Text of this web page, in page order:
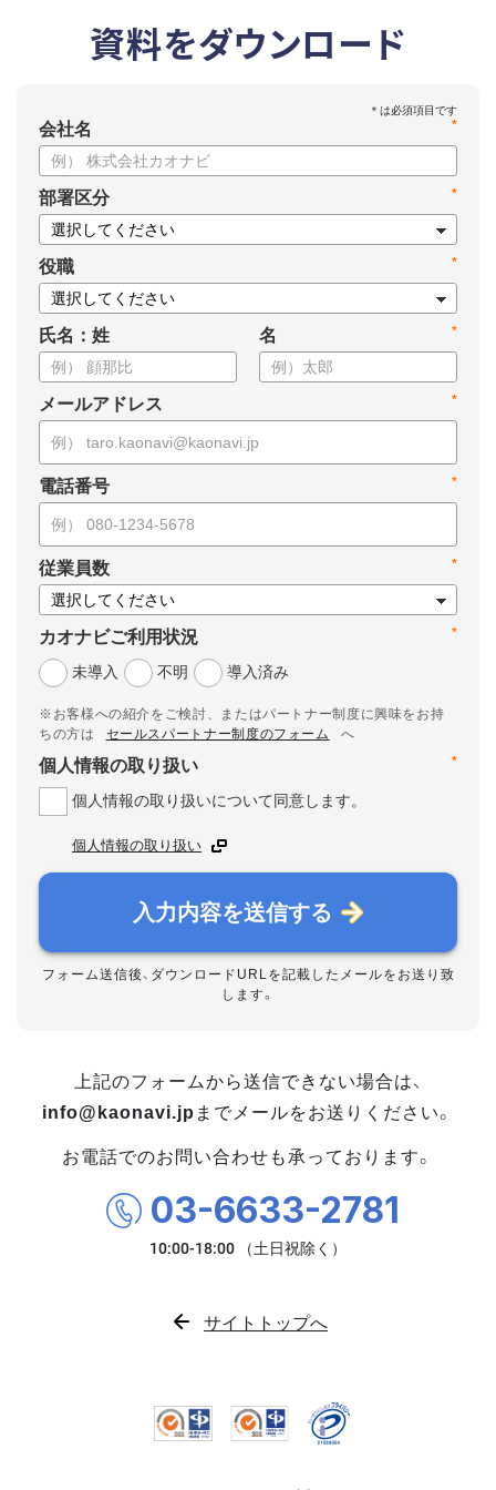
資料をダウンロード
*
会社名
*
部署区分
*
役職
氏名：姓 *
名
*
メールアドレス
*
電話番号
*
従業員数
*
カオナビご利用状況
未導入
不明 導入済み
※お客様への紹介をご検討、またはパートナー制度に興味をお持
ちの方は
セールスパートナー制度のフォーム
へ
*
個人情報の取り扱い
個人情報の取り扱いについて同意します。
個人情報の取り扱い
入力内容を送信する
フォーム送信後、ダウンロードURLを記載したメールをお送り致
します。
上記のフォームから送信できない場合は、
info@kaonavi.jp までメールをお送りください。
お電話でのお問い合わせも承っております。
03-6633-2781
サイトトップへ